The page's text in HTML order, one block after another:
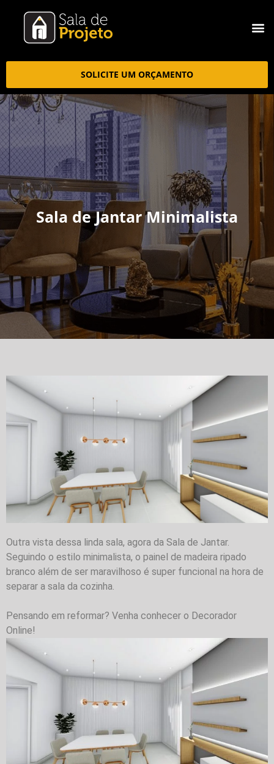
SOLICITE UM ORÇAMENTO
Sala de Jantar Minimalista
Outra vista dessa linda sala, agora da Sala de Jantar.
Seguindo o estilo minimalista, o painel de madeira ripado
branco além de ser maravilhoso é super funcional na hora de
separar a sala da cozinha.
Pensando em reformar? Venha conhecer o Decorador
Online!